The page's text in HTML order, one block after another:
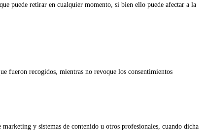
puede retirar en cualquier momento, si bien ello puede afectar a la
fueron recogidos, mientras no revoque los consentimientos
y sistemas de contenido u otros profesionales, cuando dicha